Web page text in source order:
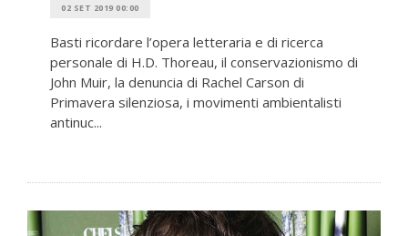
02 SET 2019 00:00
Basti ricordare l’opera letteraria e di ricerca
personale di H.D. Thoreau, il conservazionismo di
John Muir, la denuncia di Rachel Carson di
Primavera silenziosa, i movimenti ambientalisti
antinuc...